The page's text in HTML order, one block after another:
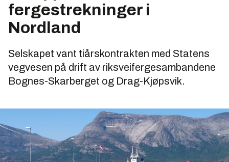
fergestrekninger i
Nordland
Selskapet vant tiårskontrakten med Statens
vegvesen på drift av riksveifergesambandene
Bognes-Skarberget og Drag-Kjøpsvik.